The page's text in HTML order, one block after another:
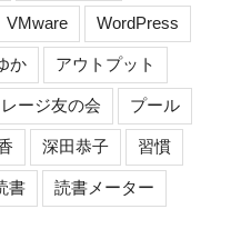
VMware WordPress
か アウトプット
ージ友の会 プール
深田恭子 習慣
書 読書メーター